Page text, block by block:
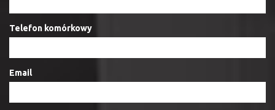
Telefon komórkowy
Email